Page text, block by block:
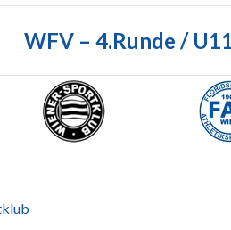
WFV – 4.Runde /